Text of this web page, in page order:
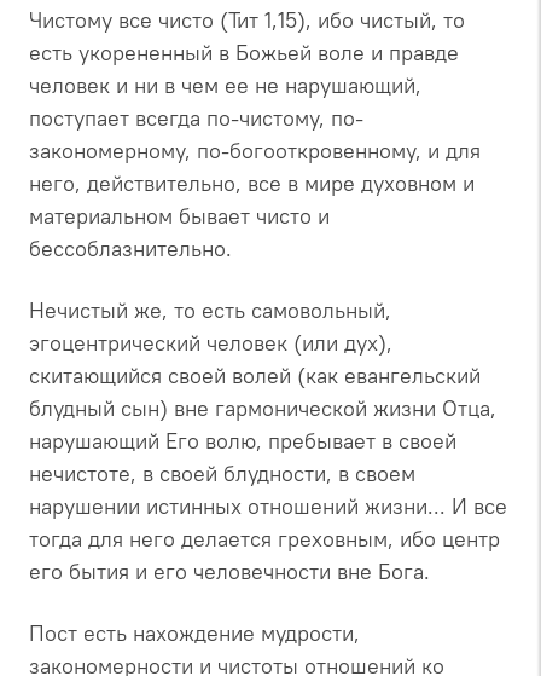
Чистому все чисто (Тит 1,15), ибо чистый, то
есть укорененный в Божьей воле и правде
человек и ни в чем ее не нарушающий,
поступает всегда по-чистому, по-
закономерному, по-богооткровенному, и для
него, действительно, все в мире духовном и
материальном бывает чисто и
бессоблазнительно.
Нечистый же, то есть самовольный,
эгоцентрический человек (или дух),
скитающийся своей волей (как евангельский
блудный сын) вне гармонической жизни Отца,
нарушающий Его волю, пребывает в своей
нечистоте, в своей блудности, в своем
нарушении истинных отношений жизни... И все
тогда для него делается греховным, ибо центр
его бытия и его человечности вне Бога.
Пост есть нахождение мудрости,
закономерности и чистоты отношений ко